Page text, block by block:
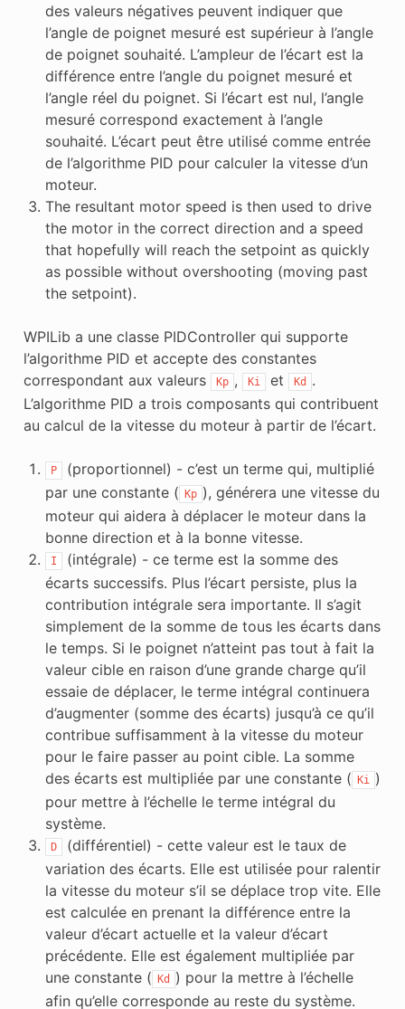
des valeurs négatives peuvent indiquer que
l’angle de poignet mesuré est supérieur à l’angle
de poignet souhaité. L’ampleur de l’écart est la
différence entre l’angle du poignet mesuré et
l’angle réel du poignet. Si l’écart est nul, l’angle
mesuré correspond exactement à l’angle
souhaité. L’écart peut être utilisé comme entrée
de l’algorithme PID pour calculer la vitesse d’un
moteur.
The resultant motor speed is then used to drive
the motor in the correct direction and a speed
that hopefully will reach the setpoint as quickly
as possible without overshooting (moving past
the setpoint).
WPILib a une classe PIDController qui supporte
l’algorithme PID et accepte des constantes
correspondant aux valeurs
Kp , Ki et Kd
.
L’algorithme PID a trois composants qui contribuent
au calcul de la vitesse du moteur à partir de l’écart.
P
(proportionnel) - c’est un terme qui, multiplié
par une constante ( Kp ), générera une vitesse du
moteur qui aidera à déplacer le moteur dans la
bonne direction et à la bonne vitesse.
I
(intégrale) - ce terme est la somme des
écarts successifs. Plus l’écart persiste, plus la
contribution intégrale sera importante. Il s’agit
simplement de la somme de tous les écarts dans
le temps. Si le poignet n’atteint pas tout à fait la
valeur cible en raison d’une grande charge qu’il
essaie de déplacer, le terme intégral continuera
d’augmenter (somme des écarts) jusqu’à ce qu’il
contribue suffisamment à la vitesse du moteur
pour le faire passer au point cible. La somme
des écarts est multipliée par une constante ( Ki )
pour mettre à l’échelle le terme intégral du
système.
D
(différentiel) - cette valeur est le taux de
variation des écarts. Elle est utilisée pour ralentir
la vitesse du moteur s’il se déplace trop vite. Elle
est calculée en prenant la différence entre la
valeur d’écart actuelle et la valeur d’écart
précédente. Elle est également multipliée par
une constante ( Kd
) pour la mettre à l’échelle
afin qu’elle corresponde au reste du système.